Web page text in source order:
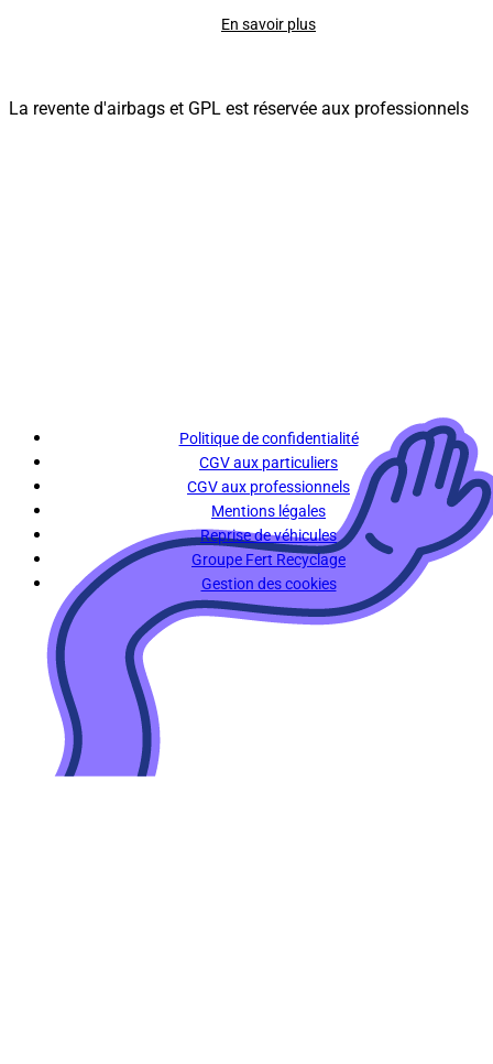
En savoir plus
La revente d'airbags et GPL est réservée aux professionnels
Politique de confidentialité
CGV aux particuliers
CGV aux professionnels
Mentions légales
Reprise de véhicules
Groupe Fert Recyclage
Gestion des cookies